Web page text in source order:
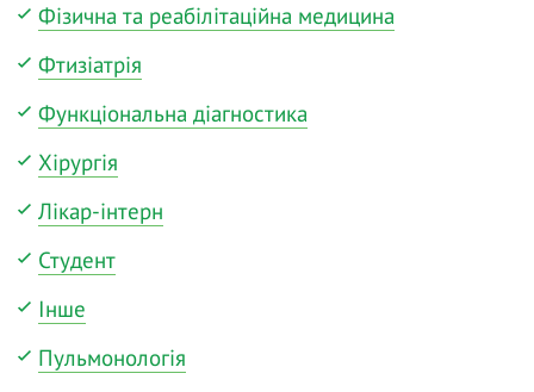
Фізична та реабілітаційна медицина
Фтизіатрія
Функціональна діагностика
Хірургія
Лікар-інтерн
Студент
Інше
Пульмонологія